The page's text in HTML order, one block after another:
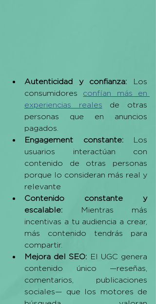
Autenticidad y confianza:
Los
consumidores confían más en
experiencias reales de otras
personas que en anuncios
pagados.
Engagement constante:
Los
usuarios interactúan con
contenido de otras personas
porque lo consideran más real y
relevante
Contenido constante y
escalable:
Mientras más
incentivas a tu audiencia a crear,
más contenido tendrás para
compartir.
Mejora del SEO: El UGC genera
contenido único —reseñas,
comentarios, publicaciones
sociales— que los motores de